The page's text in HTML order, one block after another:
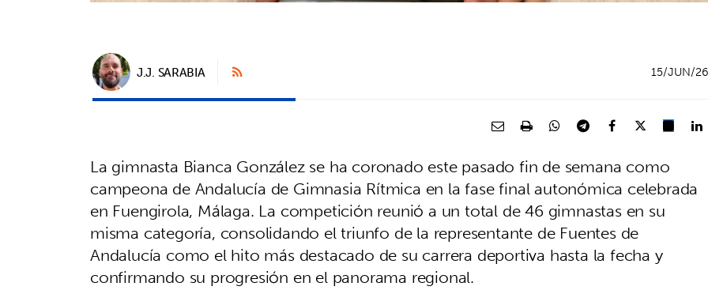
J.J. SARABIA 15/JUN/26
La gimnasta Bianca González se ha coronado este pasado fin de semana como
campeona de Andalucía de Gimnasia Rítmica en la fase final autonómica celebrada
en Fuengirola, Málaga. La competición reunió a un total de 46 gimnastas en su
misma categoría, consolidando el triunfo de la representante de Fuentes de
Andalucía como el hito más destacado de su carrera deportiva hasta la fecha y
confirmando su progresión en el panorama regional.